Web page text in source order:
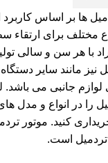
ها بر اساس کاربرد
مختلف برای ارتقاء
با هر سن و سالی
نیز مانند سایر
لوازم جانبی می باشد.
را در انواع و مدل
کنید. موتور
است.